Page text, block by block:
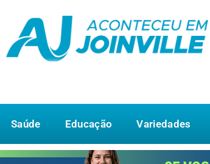
Saúde Educação Variedades